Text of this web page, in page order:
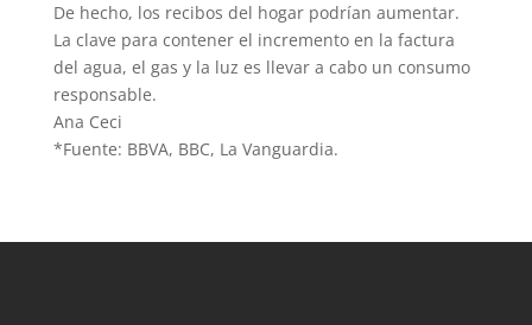
De hecho, los recibos del hogar podrían aumentar.
La clave para contener el incremento en la factura
del agua, el gas y la luz es llevar a cabo un consumo
responsable.
Ana Ceci
*Fuente: BBVA, BBC, La Vanguardia.